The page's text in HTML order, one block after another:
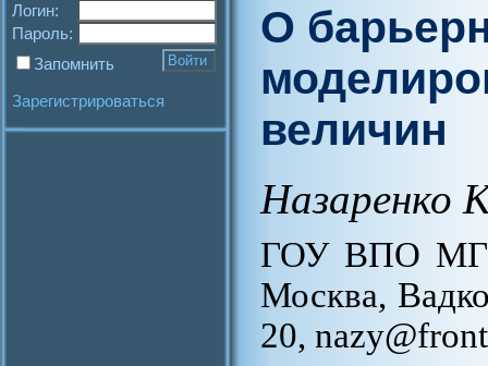
Логин:
Пароль:
Запомнить
Зарегистрироваться
О
величин
Назаренко
ГОУ ВПО
Москва,
20,